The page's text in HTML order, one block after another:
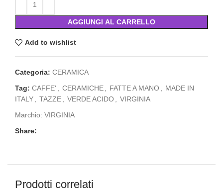
AGGIUNGI AL CARRELLO
Add to wishlist
Categoria: CERAMICA
Tag: CAFFE' CERAMICHE FATTE A MANO
MADE IN
ITALY
TAZZE VERDE ACIDO
VIRGINIA
Marchio: VIRGINIA
Share:
Prodotti correlati